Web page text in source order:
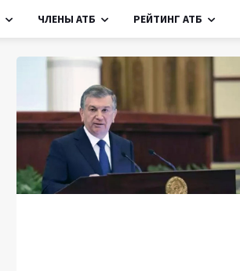
ЧЛЕНЫ АТБ РЕЙТИНГ АТБ